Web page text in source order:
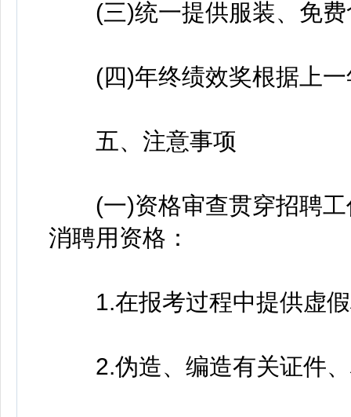
(三)统一提供服装、免费
(四)年终绩效奖根据上一
五、注意事项
(一)资格审查贯穿招聘工
消聘用资格：
1.在报考过程中提供虚假
2.伪造、编造有关证件、